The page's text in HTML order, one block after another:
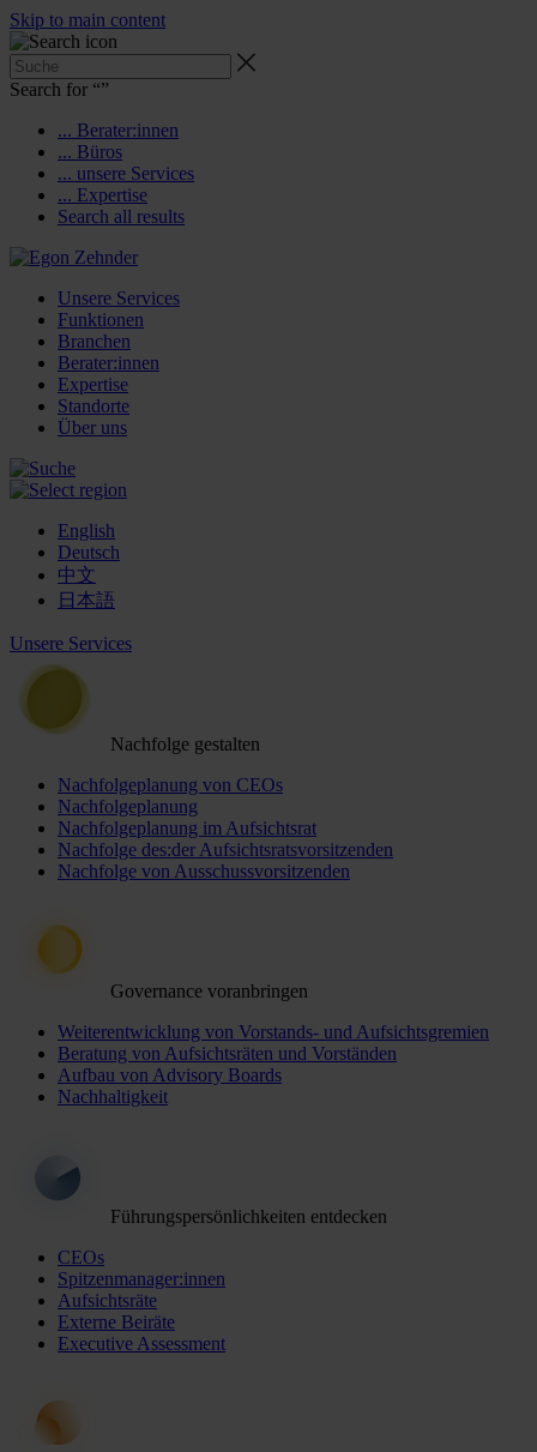
Skip to main content
Search for “”
... Berater:innen
... Büros
... unsere Services
... Expertise
Search all results
Unsere Services
Funktionen
Branchen
Berater:innen
Expertise
Standorte
Über uns
English
Deutsch
中文
日本語
Unsere Services
Nachfolge gestalten
Nachfolgeplanung von CEOs
Nachfolgeplanung
Nachfolgeplanung im Aufsichtsrat
Nachfolge des:der Aufsichtsratsvorsitzenden
Nachfolge von Ausschussvorsitzenden
Governance voranbringen
Weiterentwicklung von Vorstands- und Aufsichtsgremien
Beratung von Aufsichtsräten und Vorständen
Aufbau von Advisory Boards
Nachhaltigkeit
Führungspersönlichkeiten entdecken
CEOs
Spitzenmanager:innen
Aufsichtsräte
Externe Beiräte
Executive Assessment